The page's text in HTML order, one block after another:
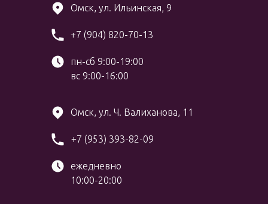
+7 (904) 820-70-13
пн-сб 9:00-19:00
вс 9:00-16:00
Омск, ул. Ильинская, 9
+7 (953) 393-82-09
ежедневно
10:00-20:00
Омск, ул. Ч. Валиханова, 11